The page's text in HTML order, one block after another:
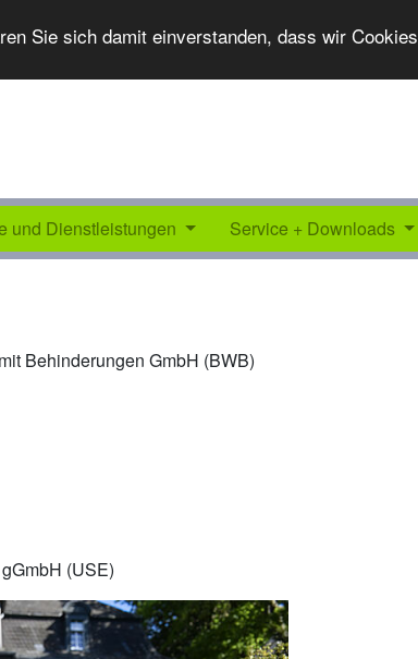
Sie sich damit einverstanden, dass wir Cookies
und Dienstleistungen Service + Downloads
Behinderungen GmbH (BWB)
(USE)